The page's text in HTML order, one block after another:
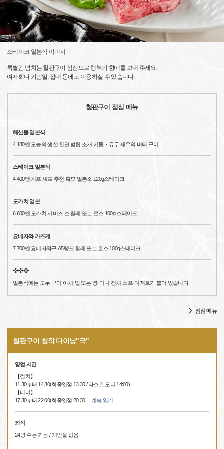
스테이크 일본식 이미지
특별감 넘치는 철판구이 점심으로 행복의 한때를 보내 주세요.
여자회나 기념일, 접대 등에도 이용하실 수 있습니다.
철판구이 점심 메뉴
해산물 일본식
4,180엔 오늘의 생선 천연 범립 조개 기둥・유두 새우의 버터 구이
스테이크 일본식
4,400엔 치프 셰프 추천 흑모 일본소 120g스테이크
도카치 일본
6,600엔 도카치 시미즈 소 힐레 또는 로스 100g 스테이크
요네자와 카즈케
7,700엔 요네자와규 A5랭크 힐레 또는 로스 100g스테이크
❖❖❖
일본식에는 모두 구이 야채·밥 또는 빵·미니 전채·스프·디저트가 붙어 있습니다.
점심 메뉴
철판구이 창작 다이닝"극"
영업 시간
【런치】
11:30부터 14:30(최종입점 13:30 / 라스트 오더 14:00)
【디너】
17:30부터 22:00(최종입점 20:30
계속 읽기
좌석
24명 수용 가능 / 개인실 없음